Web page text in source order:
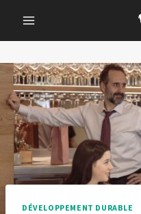
content
DÉVELOPPEMENT DURABLE